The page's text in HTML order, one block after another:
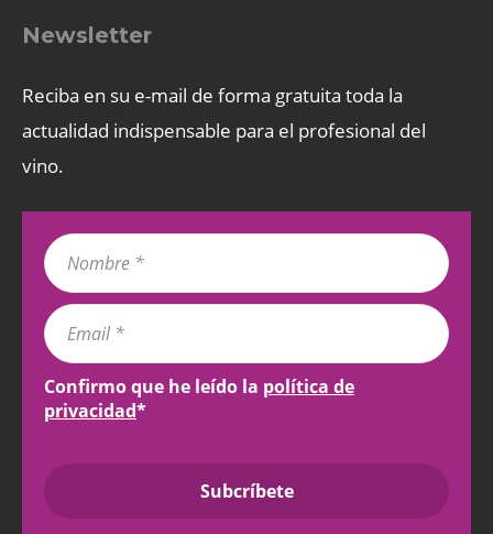
Newsletter
Reciba en su e-mail de forma gratuita toda la
actualidad indispensable para el profesional del
vino.
Confirmo que he leído la política de
privacidad*